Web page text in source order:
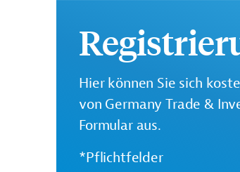
Hier können Sie sich
von Germany Trade &
Formular aus.
*Pflichtfelder